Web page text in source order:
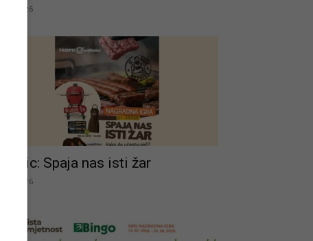
25.07.2026
Tropic: Spaja nas isti žar
23.07.2026